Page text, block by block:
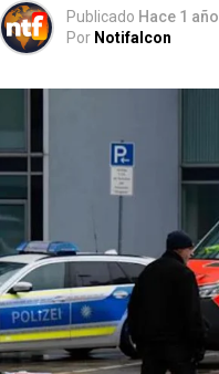
Publicado Hace 1 año
Por Notifalcon